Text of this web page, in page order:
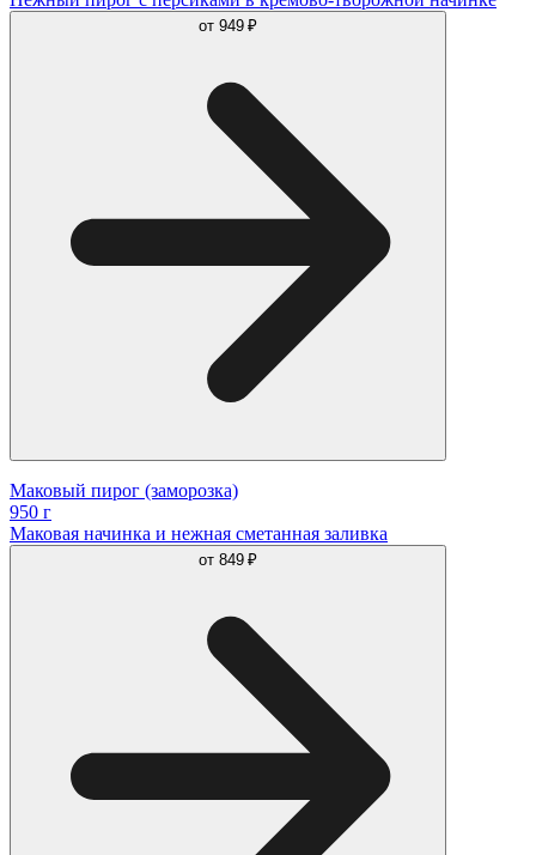
от 949 ₽
Маковый пирог (заморозка)
950 г
Маковая начинка и нежная сметанная заливка
от 849 ₽